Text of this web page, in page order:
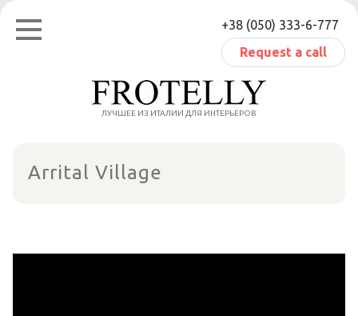
Skip
content
+38 (050) 333-6-777
Request a call
ЛУЧШЕЕ ИЗ ИТАЛИИ ДЛЯ ИНТЕРЬЕРОВ
Arrital Village